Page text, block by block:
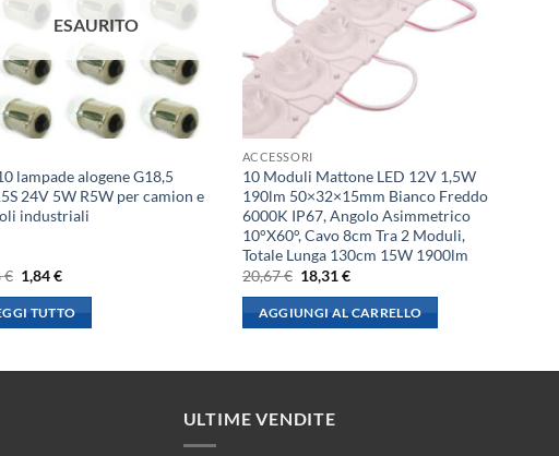
ESAURITO
lampade alogene G18,5
24V 5W R5W per camion e
industriali
€ Il
prezzo
originale
era:
1,84€Il
attuale
è:
TUTTO
ACCESSORI
10 Moduli Mattone LED 12V 1,5W
190lm 50×32×15mm Bianco Freddo
6000K IP67, Angolo Asimmetrico
10°X60°, Cavo 8cm Tra 2 Moduli,
Totale Lunga 130cm 15W 1900lm
20,67€ Il
prezzo
originale
era:
18,31€Il
attuale
è:
AGGIUNGI AL CARRELLO
ULTIME VENDITE